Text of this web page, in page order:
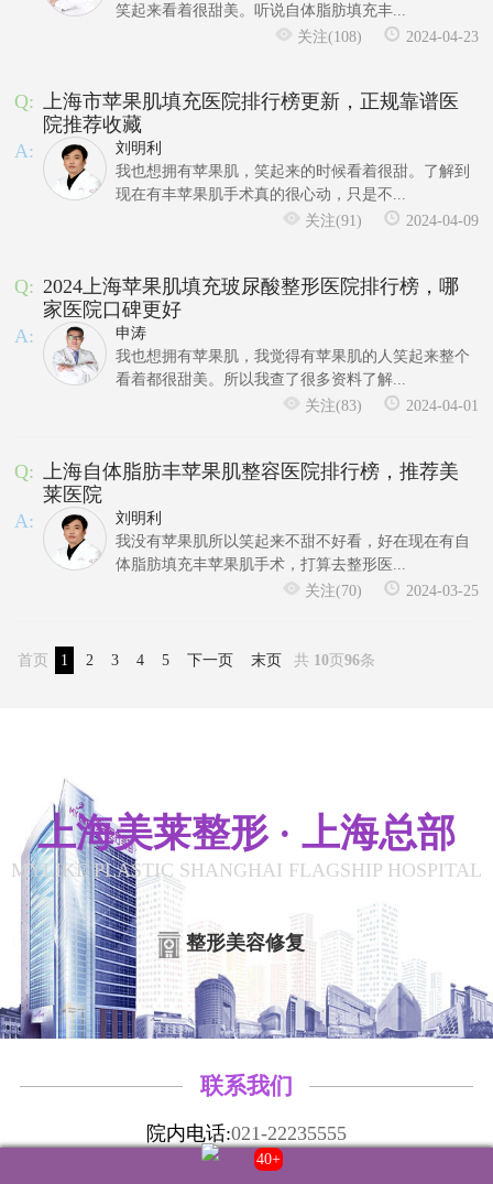
笑起来看着很甜美。听说自体脂肪填充丰...
关注(108)
2024-04-23
Q: 上海市苹果肌填充医院排行榜更新，正规靠谱医
院推荐收藏
A:
刘明利
我也想拥有苹果肌，笑起来的时候看着很甜。了解到
现在有丰苹果肌手术真的很心动，只是不...
关注(91)
2024-04-09
Q: 2024上海苹果肌填充玻尿酸整形医院排行榜，哪
家医院口碑更好
A:
申涛
我也想拥有苹果肌，我觉得有苹果肌的人笑起来整个
看着都很甜美。所以我查了很多资料了解...
关注(83)
2024-04-01
Q: 上海自体脂肪丰苹果肌整容医院排行榜，推荐美
莱医院
A:
刘明利
我没有苹果肌所以笑起来不甜不好看，好在现在有自
体脂肪填充丰苹果肌手术，打算去整形医...
关注(70)
2024-03-25
首页 1 2 3 4 5 下一页 末页 共 10页96条
上海美莱整形 · 上海总部
MYLIKE PLASTIC SHANGHAI FLAGSHIP HOSPITAL
整形美容修复
联系我们
院内电话:021-22235555
门诊时间:
8:00-20:00
40+